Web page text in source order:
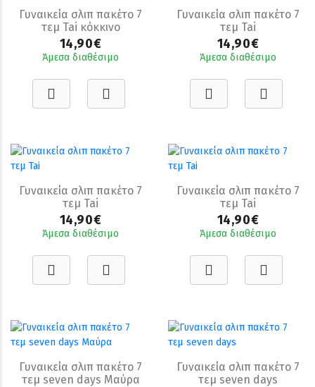
Γυναικεία σλιπ πακέτο 7
τεμ Tai κόκκινο
14,90€
Άμεσα διαθέσιμο
Γυναικεία σλιπ πακέτο 7
τεμ Tai
14,90€
Άμεσα διαθέσιμο
Γυναικεία σλιπ πακέτο 7
τεμ Tai
14,90€
Άμεσα διαθέσιμο
Γυναικεία σλιπ πακέτο 7
τεμ Tai
14,90€
Άμεσα διαθέσιμο
Γυναικεία σλιπ πακέτο 7
τεμ seven days Μαύρα
Γυναικεία σλιπ πακέτο 7
τεμ seven days